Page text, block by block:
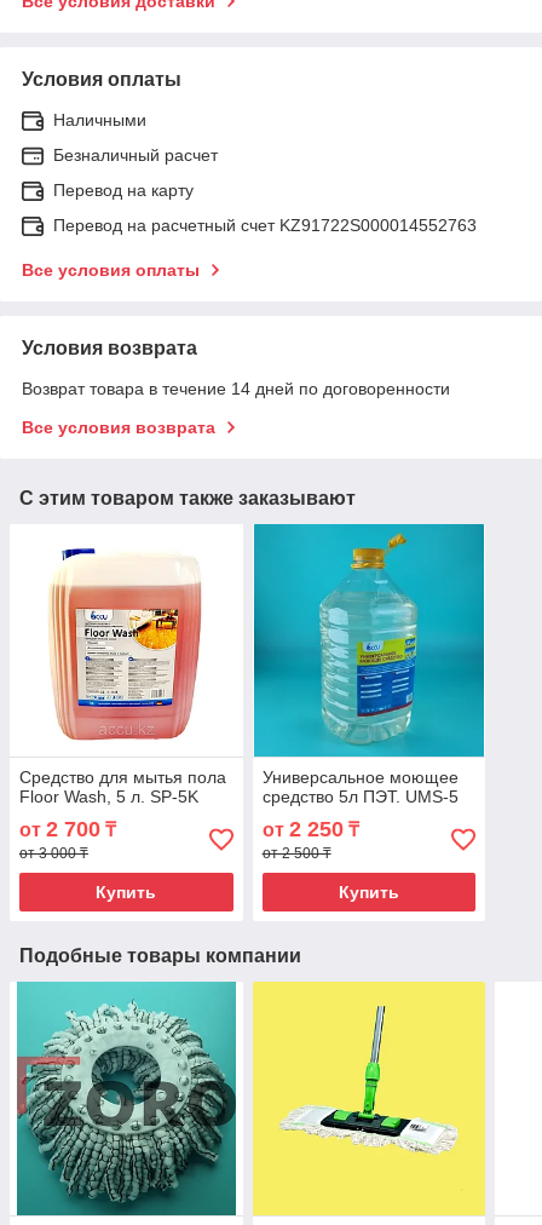
Условия оплаты
Наличными
Безналичный расчет
Перевод на карту
Перевод на расчетный счет KZ91722S000014552763
Все условия оплаты
Условия возврата
Возврат товара в течение 14 дней по договоренности
Все условия возврата
С этим товаром также заказывают
Средство для мытья пола
Floor Wash, 5 л. SP-5K
от 2 700 ₸
от 3 000 ₸
Купить
Универсальное моющее
средство 5л ПЭТ. UMS-5
от 2 250₸
от 2 500 ₸
Купить
Подобные товары компании